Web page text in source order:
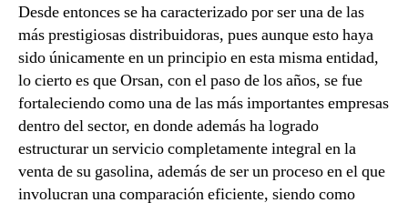
Desde entonces se ha caracterizado por ser una de las
más prestigiosas distribuidoras, pues aunque esto haya
sido únicamente en un principio en esta misma entidad,
lo cierto es que Orsan, con el paso de los años, se fue
fortaleciendo como una de las más importantes empresas
dentro del sector, en donde además ha logrado
estructurar un servicio completamente integral en la
venta de su gasolina, además de ser un proceso en el que
involucran una comparación eficiente, siendo como